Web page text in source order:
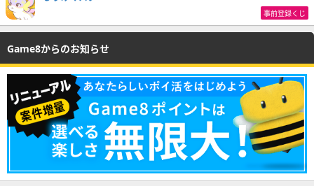
事前登録くじ
Game8からのお知らせ